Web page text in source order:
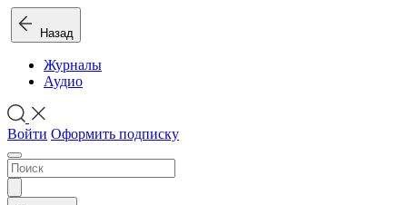
Назад
Журналы
Аудио
Войти Оформить подписку